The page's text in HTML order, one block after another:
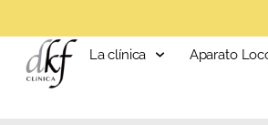
La clínica Aparato